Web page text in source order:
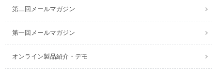
第二回メールマガジン
第一回メールマガジン
オンライン製品紹介・デモ